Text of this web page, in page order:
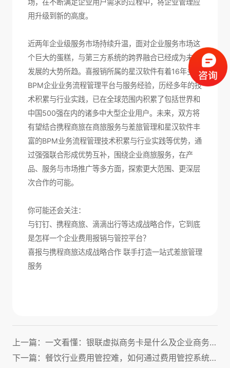
用升级到新的高度。
近两年企业级服务市场持续升温，面对企业服务市场这
个巨大的蛋糕，与第三方系统的跨界融合已经成为未来
发展的大势所趋。喜报销所属的星汉软件有着16年多
BPM企业业务流程管理平台与服务经验，历经多年的技
术积累与行业实践，已在全球范围内积累了包括世界和
中国500强在内的诸多中大型企业用户。未来，双方将
有望结合携程商旅在商旅服务与差旅管理和星汉软件丰
富的BPM业务流程管理技术积累与行业实践等优势，通
过强强联合形成优势互补，围绕企业商旅服务，在产
品、服务与市场推广等多方面，探索更大范围、更深层
次合作的可能。
你可能还会关注：
与钉钉、携程商旅、滴滴出行等达成战略合作，它到底
是怎样一个企业费用报销与管控平台？
喜报与携程商旅达成战略合作 联手打造一站式差旅管理
服务
上一篇：一文看懂：银联虚拟商务卡是什么及企业商务旅行使用方法
下一篇：餐饮行业费用管控难，如何通过费用管控系统实现企业资金和业务的合规管理？